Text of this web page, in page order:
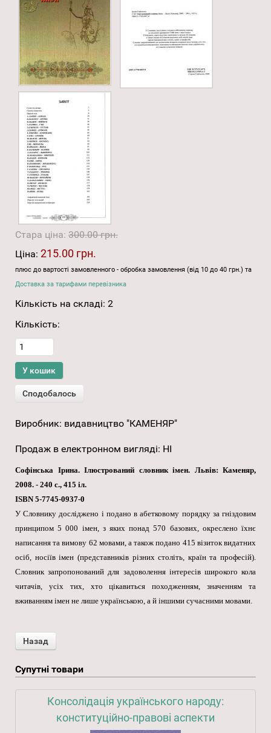
Стара ціна: 300.00 грн.
Ціна: 215.00 грн.
плюс до вартості замовленного - обробка замовлення (від 10 до 40 грн.) та
Доставка за тарифами перевізника
Кількість на складі: 2
Кількість:
Виробник: видавництво "КАМЕНЯР"
Продаж в електронном вигляді: НІ
Софінська Ірина. Ілюстрований словник імен. Львів: Каменяр,
2008. - 240 с., 415 іл.
ISBN 5-7745-0937-0
У Словнику досліджено і подано в абетковому порядку за гніздовим
принципом 5 000 імен, з яких понад 570 базових, окреслено їхнє
написання та вимову 62 мовами, а також подано 415 візиток видатних
осіб, носіїв імен (представників різних століть, країн та професій).
Словник запропонований для задоволення інтересів широкого кола
читачів, усіх тих, хто цікавиться походженням, значенням та
вживанням імен не лише українською, а й іншими сучасними мовами.
Супутні товари
Консолідація українського народу:
конституційно-правові аспекти